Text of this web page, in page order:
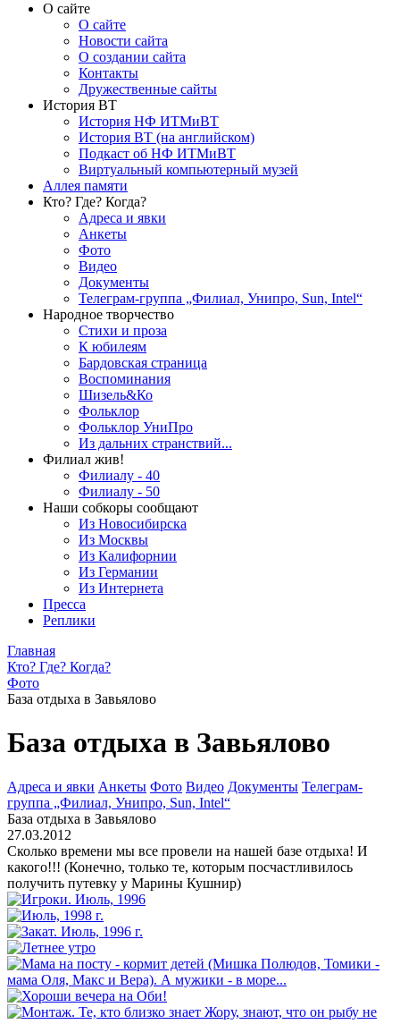
О сайте
О сайте
Новости сайта
О создании сайта
Контакты
Дружественные сайты
История ВТ
История НФ ИТМиВТ
История ВТ (на английском)
Подкаст об НФ ИТМиВТ
Виртуальный компьютерный музей
Аллея памяти
Кто? Где? Когда?
Адреса и явки
Анкеты
Фото
Видео
Документы
Телеграм-группа „Филиал, Унипро, Sun, Intel“
Народное творчество
Стихи и проза
К юбилеям
Бардовская страница
Воспоминания
Шизель&Ко
Фольклор
Фольклор УниПро
Из дальних странствий...
Филиал жив!
Филиалу - 40
Филиалу - 50
Наши собкоры сообщают
Из Новосибирска
Из Москвы
Из Калифорнии
Из Германии
Из Интернета
Пресса
Реплики
Главная
Кто? Где? Когда?
Фото
База отдыха в Завьялово
База отдыха в Завьялово
Адреса и явки Анкеты Фото Видео Документы Телеграм-
группа „Филиал, Унипро, Sun, Intel“
База отдыха в Завьялово
27.03.2012
Сколько времени мы все провели на нашей базе отдыха! И
какого!!! (Конечно, только те, которым посчастливилось
получить путевку у Марины Кушнир)